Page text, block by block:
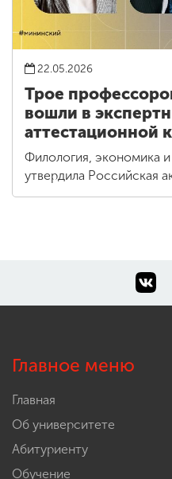
22.05.2026
Трое
вошли в
аттестационной
Филология, экономика и
утвердила Российская
Главное меню
Главная
Об университете
Абитуриенту
Обучение